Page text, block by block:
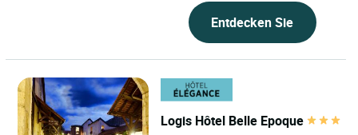
Entdecken Sie
Logis Hôtel Belle Epoque